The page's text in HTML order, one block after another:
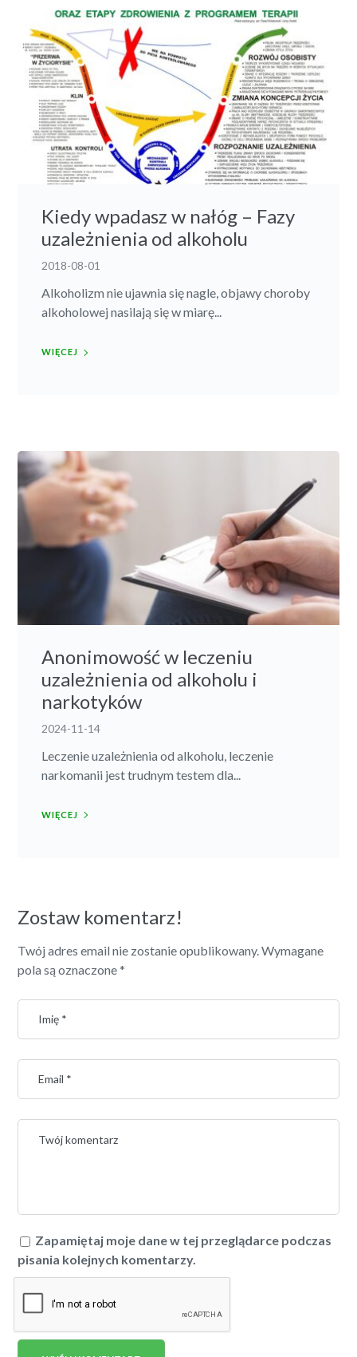
Kiedy wpadasz w nałóg – Fazy
uzależnienia od alkoholu
2018-08-01
Alkoholizm nie ujawnia się nagle, objawy choroby
alkoholowej nasilają się w miarę...
WIĘCEJ
Anonimowość w leczeniu
uzależnienia od alkoholu i
narkotyków
2024-11-14
Leczenie uzależnienia od alkoholu, leczenie
narkomanii jest trudnym testem dla...
WIĘCEJ
Zostaw komentarz!
Twój adres email nie zostanie opublikowany. Wymagane
pola są oznaczone*
Zapamiętaj moje dane w tej przeglądarce podczas
pisania kolejnych komentarzy.